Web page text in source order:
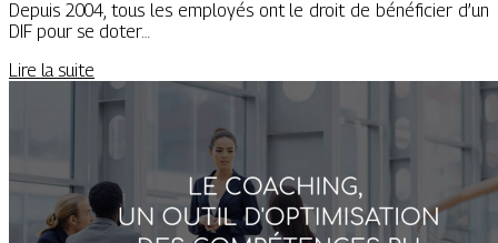
Depuis 2004, tous les employés ont le droit de bénéficier d’un
DIF pour se doter…
Lire la suite